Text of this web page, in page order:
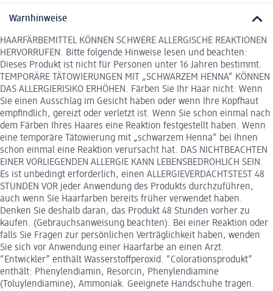
Warnhinweise
HAARFÄRBEMITTEL KÖNNEN SCHWERE ALLERGISCHE REAKTIONEN
HERVORRUFEN. Bitte folgende Hinweise lesen und beachten:
Dieses Produkt ist nicht für Personen unter 16 Jahren bestimmt.
TEMPORÄRE TÄTOWIERUNGEN MIT „SCHWARZEM HENNA“ KÖNNEN
DAS ALLERGIERISIKO ERHÖHEN. Färben Sie Ihr Haar nicht: Wenn
Sie einen Ausschlag im Gesicht haben oder wenn Ihre Kopfhaut
empfindlich, gereizt oder verletzt ist. Wenn Sie schon einmal nach
dem Färben Ihres Haares eine Reaktion festgestellt haben. Wenn
eine temporäre Tätowierung mit „schwarzem Henna“ bei Ihnen
schon einmal eine Reaktion verursacht hat. DAS NICHTBEACHTEN
EINER VORLIEGENDEN ALLERGIE KANN LEBENSBEDROHLICH SEIN.
Es ist unbedingt erforderlich, einen ALLERGIEVERDACHTSTEST 48
STUNDEN VOR jeder Anwendung des Produkts durchzuführen,
auch wenn Sie Haarfarben bereits früher verwendet haben.
Denken Sie deshalb daran, das Produkt 48 Stunden vorher zu
kaufen. (Gebrauchsanweisung beachten). Bei einer Reaktion oder
falls Sie Fragen zur persönlichen Verträglichkeit haben, wenden
Sie sich vor Anwendung einer Haarfarbe an einen Arzt.
“Entwickler” enthält Wasserstoffperoxid. “Colorationsprodukt”
enthält: Phenylendiamin, Resorcin, Phenylendiamine
(Toluylendiamine), Ammoniak. Geeignete Handschuhe tragen.